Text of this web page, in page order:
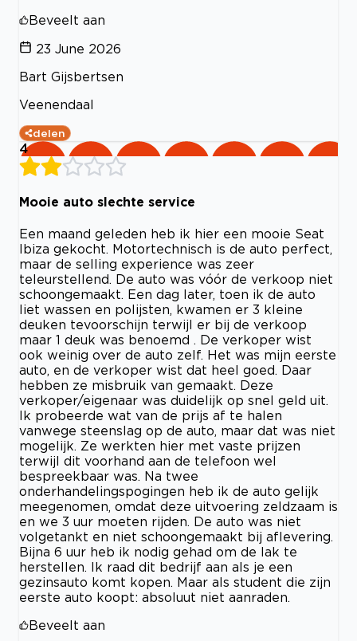
Beveelt aan
23 June 2026
Bart Gijsbertsen
Veenendaal
delen
4
Mooie auto slechte service
Een maand geleden heb ik hier een mooie Seat
Ibiza gekocht. Motortechnisch is de auto perfect,
maar de selling experience was zeer
teleurstellend. De auto was vóór de verkoop niet
schoongemaakt. Een dag later, toen ik de auto
liet wassen en polijsten, kwamen er 3 kleine
deuken tevoorschijn terwijl er bij de verkoop
maar 1 deuk was benoemd . De verkoper wist
ook weinig over de auto zelf. Het was mijn eerste
auto, en de verkoper wist dat heel goed. Daar
hebben ze misbruik van gemaakt. Deze
verkoper/eigenaar was duidelijk op snel geld uit.
Ik probeerde wat van de prijs af te halen
vanwege steenslag op de auto, maar dat was niet
mogelijk. Ze werkten hier met vaste prijzen
terwijl dit voorhand aan de telefoon wel
bespreekbaar was. Na twee
onderhandelingspogingen heb ik de auto gelijk
meegenomen, omdat deze uitvoering zeldzaam is
en we 3 uur moeten rijden. De auto was niet
volgetankt en niet schoongemaakt bij aflevering.
Bijna 6 uur heb ik nodig gehad om de lak te
herstellen. Ik raad dit bedrijf aan als je een
gezinsauto komt kopen. Maar als student die zijn
eerste auto koopt: absoluut niet aanraden.
Beveelt aan